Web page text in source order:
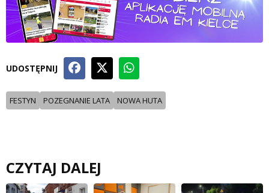
UDOSTĘPNIJ
FESTYN POZEGNANIE LATA NOWA HUTA
CZYTAJ DALEJ